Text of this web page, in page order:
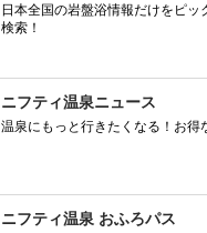
日本全国の岩盤浴情報だけをピッ
検索！
ニフティ温泉ニュース
温泉にもっと行きたくなる！お得
ニフティ温泉 おふろパス